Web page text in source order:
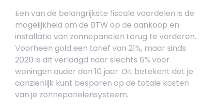
Een van de belangrijkste fiscale voordelen is de
mogelijkheid om de BTW op de aankoop en
installatie van zonnepanelen terug te vorderen.
Voorheen gold een tarief van 21%, maar sinds
2020 is dit verlaagd naar slechts 6% voor
woningen ouder dan 10 jaar. Dit betekent dat je
aanzienlijk kunt besparen op de totale kosten
van je zonnepanelensysteem.